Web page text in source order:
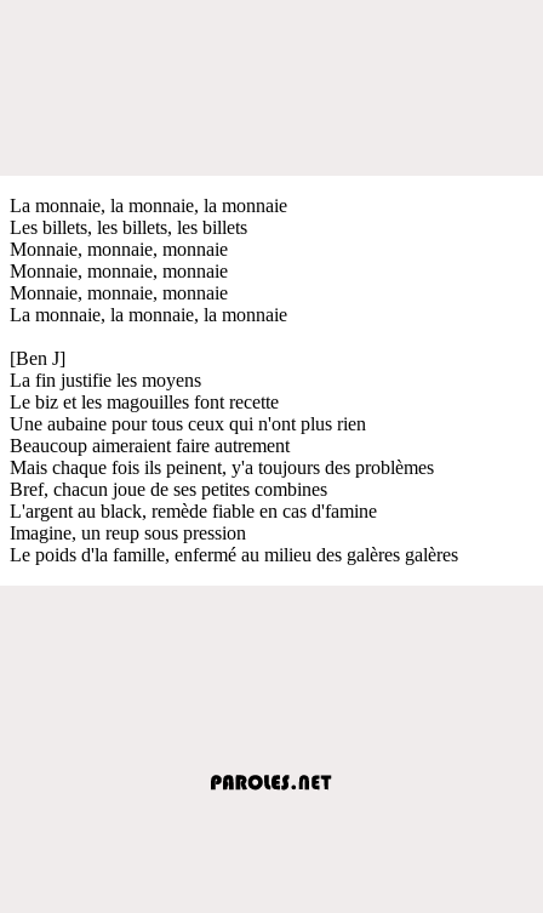
La monnaie, la monnaie, la monnaie
Les billets, les billets, les billets
Monnaie, monnaie, monnaie
Monnaie, monnaie, monnaie
Monnaie, monnaie, monnaie
La monnaie, la monnaie, la monnaie
[Ben J]
La fin justifie les moyens
Le biz et les magouilles font recette
Une aubaine pour tous ceux qui n'ont plus rien
Beaucoup aimeraient faire autrement
Mais chaque fois ils peinent, y'a toujours des problèmes
Bref, chacun joue de ses petites combines
L'argent au black, remède fiable en cas d'famine
Imagine, un reup sous pression
Le poids d'la famille, enfermé au milieu des galères galères